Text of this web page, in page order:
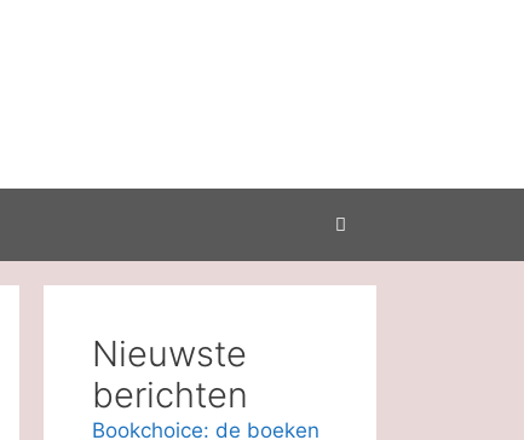
Nieuwste
berichten
Bookchoice: de boeken